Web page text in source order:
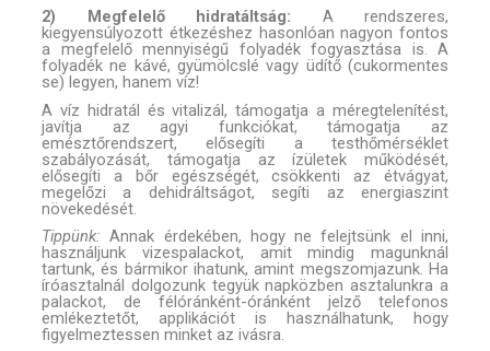
2) Megfelelő hidratáltság: A rendszeres,
kiegyensúlyozott étkezéshez hasonlóan nagyon fontos
a megfelelő mennyiségű folyadék fogyasztása is. A
folyadék ne kávé, gyümölcslé vagy üdítő (cukormentes
se) legyen, hanem víz!
A víz hidratál és vitalizál, támogatja a méregtelenítést,
javítja az agyi funkciókat, támogatja az
emésztőrendszert, elősegíti a testhőmérséklet
szabályozását, támogatja az ízületek működését,
elősegíti a bőr egészségét, csökkenti az étvágyat,
megelőzi a dehidráltságot, segíti az energiaszint
növekedését.
Tippünk: Annak érdekében, hogy ne felejtsünk el inni,
használjunk vizespalackot, amit mindig magunknál
tartunk, és bármikor ihatunk, amint megszomjazunk. Ha
íróasztalnál dolgozunk tegyük napközben asztalunkra a
palackot, de félóránként-óránként jelző telefonos
emlékeztetőt, applikációt is használhatunk, hogy
figyelmeztessen minket az ivásra.